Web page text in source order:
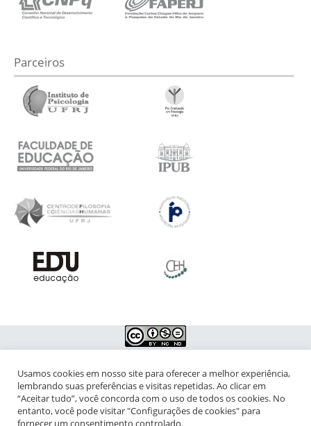
Parceiros
NIPIAC – Núcleo Interdisciplinar de Pesquisa para a Infância e
Adolescência Contemporâneas
Universidade Federal do Rio de Janeiro - Campus da Praia Vermelha
Usamos cookies em nosso site para oferecer a melhor experiência,
lembrando suas preferências e visitas repetidas. Ao clicar em
“Aceitar tudo”, você concorda com o uso de todos os cookies. No
entanto, você pode visitar "Configurações de cookies" para
fornecer um consentimento controlado.